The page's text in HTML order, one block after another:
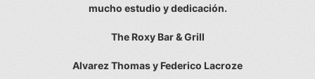
mucho estudio y dedicación.
The Roxy Bar & Grill
Alvarez Thomas y Federico Lacroze